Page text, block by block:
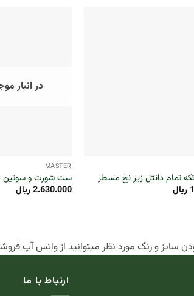
تمام دانتل زیر نخ مسطر
ریال
در انبار
MASTER
ست شورت و سوتین
2.630.000ریال
سایز و رنگ مورد نظر میتوانید از واتس آپ
ارتباط با ما